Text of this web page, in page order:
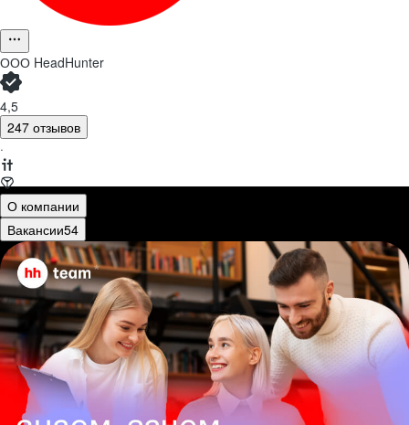
ООО HeadHunter
4,5
247 отзывов
·
О компании
Вакансии54